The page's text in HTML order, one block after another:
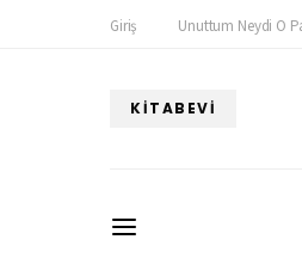
Giriş Unuttum Neydi O
KITABEVI